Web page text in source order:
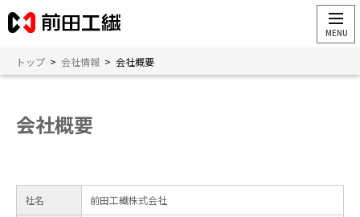
トップ > 会社情報 > 会社概要
会社概要
社名 前田工繊株式会社